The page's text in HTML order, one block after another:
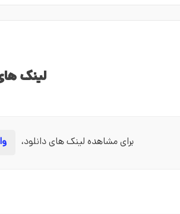
لینک
برای مشاهده لینک های دانلود،